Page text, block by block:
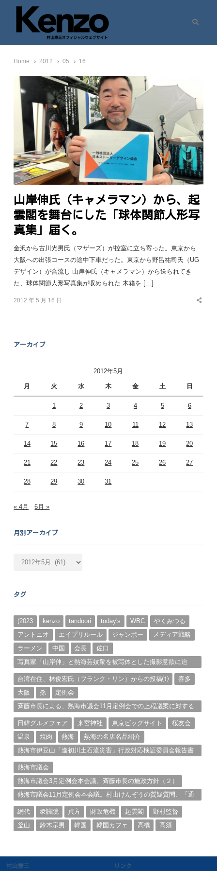
七転八起 – 村山憲三 Official Site
村山憲三ウェブサイト
Home 2012 05 16
山岸伸氏（キャメラマン）から、起
雲閣を舞台にした「球体関節人形写
真集」届く。
金沢から古川光男氏（マザーズ）が控室に立ち寄った。東京から
大阪への出張コースの途中下車だった。東京から野呂祐司氏（UG
デザイン）が合流し 山岸伸氏（キャメラマン）から送られてき
た、球体関節人形写真集が収められた 木箱を […]
2012 年 5 月 16 日
Share
アーカイブ
2012年5月
月 火 水 木 金 土 日
1 2 3 4 5 6
7 8 9 10 11 12 13
14 15 16 17 18 19 20
21 22 23 24 25 26 27
28 29 30 31
« 4月 6月 »
月別アーカイブ
カ
ブ
タグ
(2023 kenzo tandoori today's WBC
やくみつる
アントニオ
エイプリルール ジャンボー
メディア戦略
ラーメン
中国 会長
佐口
写真家「山岸伸」と熱海芸妓衆を被写体とした撮影意欲に迫
台湾在住、林俊宏氏（フランク・リン）からの投稿⑴
喜多
大阪
孫
定例会
斉藤市長による、熱海市議会11月定例会での上程議案に対する
日韓グルメフェア
来宮神社 東京ビッグサイト
桜友会
温泉
焼肉 熱海
熱海の名店名品紹介
熱海市伊豆山「逢初川土石流災害」行政対応検証委員会報告書
熱海市議会
熱海市議会3月定例会本会議。斉藤市長の施政方針（２）
熱海市議会11月定例会本会議。村山けんぞうの質疑質問、「通
網代
衆議院 貞方 財政危機 起雲閣
野村監督
釜山
鈴木宗男 韓国 韓国カフェ 高橋 高須
村山憲三 リンク